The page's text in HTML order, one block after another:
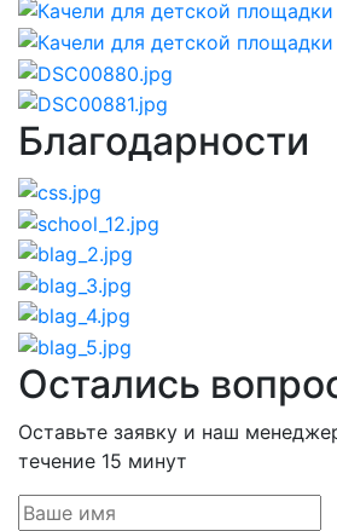
Благодарности
Остались
Оставьте заявку и наш
течение 15 минут